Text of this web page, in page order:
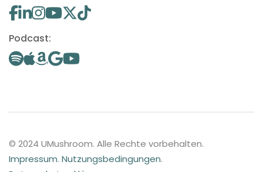
Podcast:
© 2024 UMushroom. Alle Rechte vorbehalten.
Impressum. Nutzungsbedingungen.